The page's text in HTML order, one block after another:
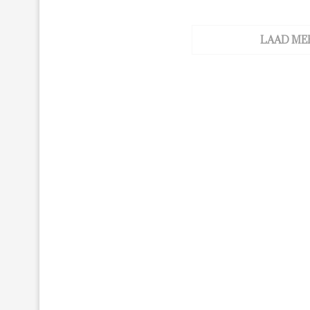
LAAD